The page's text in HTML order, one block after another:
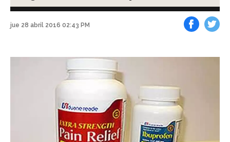
jue 28 abril 2016 02:43 PM